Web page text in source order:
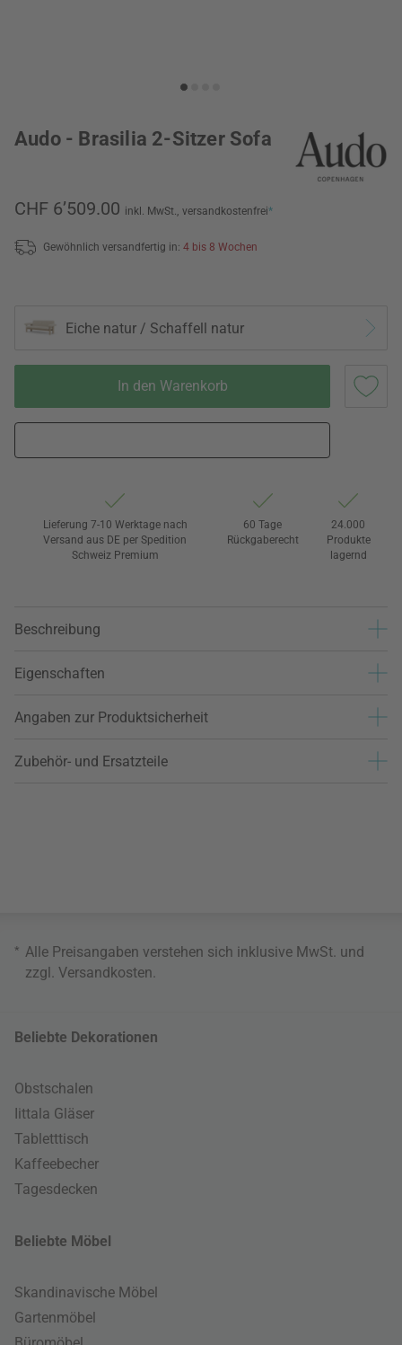
Audo - Brasilia 2-Sitzer Sofa
CHF 6’509.00 inkl. MwSt., versandkostenfrei*
Gewöhnlich versandfertig in: 4 bis 8 Wochen
Eiche natur / Schaffell natur
In den Warenkorb
Lieferung 7-10 Werktage nach
Versand aus DE per Spedition
Schweiz Premium
60 Tage
Rückgaberecht
24.000
Produkte
lagernd
Beschreibung
Eigenschaften
Angaben zur Produktsicherheit
Zubehör- und Ersatzteile
* Alle Preisangaben verstehen sich inklusive MwSt. und
zzgl. Versandkosten.
Beliebte Dekorationen
Obstschalen
Iittala Gläser
Tabletttisch
Kaffeebecher
Tagesdecken
Beliebte Möbel
Skandinavische Möbel
Gartenmöbel